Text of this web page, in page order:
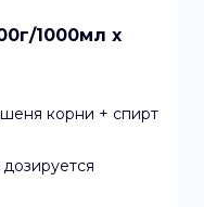
1000мл x
корни + спирт